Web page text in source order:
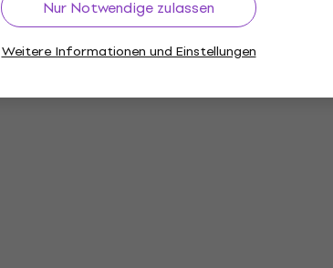
Nur Notwendige zulassen
Weitere Informationen und Einstellungen